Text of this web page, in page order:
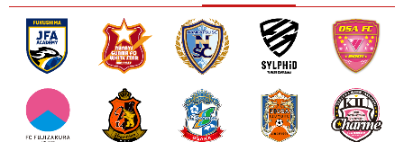
ニッパツ 名古屋 静岡 愛媛Ｌ